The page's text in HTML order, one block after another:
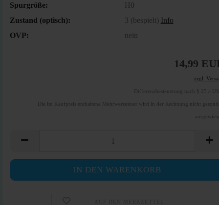
Spurgröße:
H0
Zustand (optisch):
3 (bespielt) Info
OVP:
nein
14,99
zzgl.
Differenzbesteuerung nach § 25 a
Die im Kaufpreis enthaltene Mehrwertsteuer wird in der Rechnung nicht